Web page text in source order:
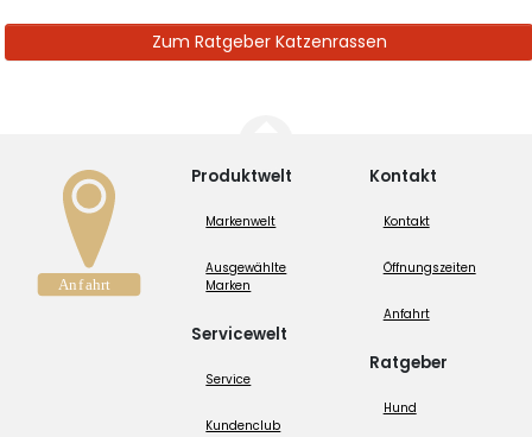
Zum Ratgeber Katzenrassen
Produktwelt
Markenwelt
Ausgewählte
Marken
Servicewelt
Service
Kundenclub
Kontakt
Kontakt
Öffnungszeiten
Anfahrt
Ratgeber
Hund